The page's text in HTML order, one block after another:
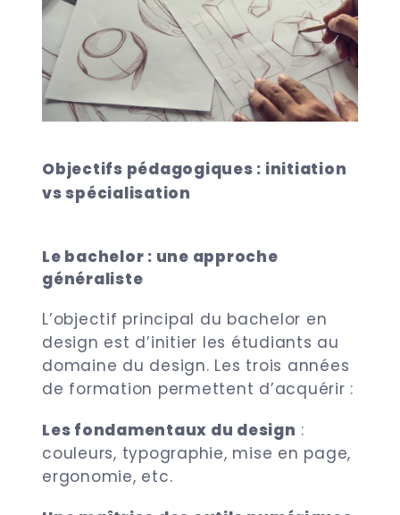
Objectifs pédagogiques : initiation
vs spécialisation
Le bachelor : une approche
généraliste
L’objectif principal du bachelor en
design est d’initier les étudiants au
domaine du design. Les trois années
de formation permettent d’acquérir :
Les fondamentaux du design :
couleurs, typographie, mise en page,
ergonomie, etc.